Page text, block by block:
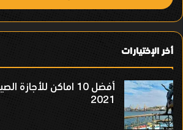
أخر الإختيارات
أفضل 10 اماكن
2021